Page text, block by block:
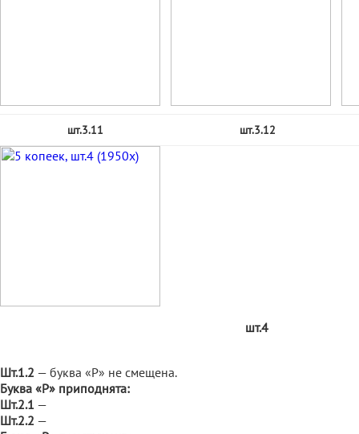
шт.3.11 шт.3.12
шт.4
Шт.1.2 — буква «Р» не смещена.
Буква «Р» приподнята:
Шт.2.1 —
Шт.2.2 —